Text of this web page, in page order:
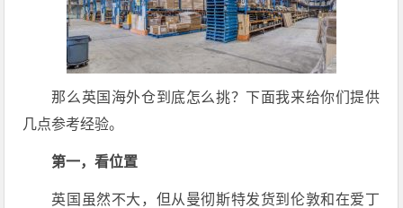
那么英国海外仓到底怎么挑？下面我来给你们提供
几点参考经验。
第一，看位置
英国虽然不大，但从曼彻斯特发货到伦敦和在爱丁